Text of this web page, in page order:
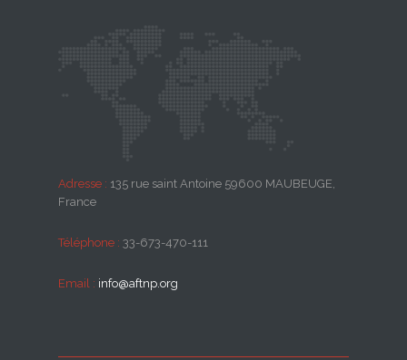
Adresse : 135 rue saint Antoine 59600 MAUBEUGE,
France
Téléphone : 33-673-470-111
Email : info@aftnp.org